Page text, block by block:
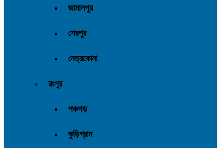
জামালপুর
শেরপুর
নেত্রকোনা
রংপুর
পঞ্চগড়
কুড়িগ্রাম